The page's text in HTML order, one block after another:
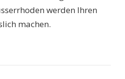
werden Ihren
machen.